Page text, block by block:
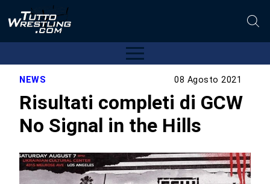
NEWS 08 Agosto 2021
Risultati completi di GCW
No Signal in the Hills